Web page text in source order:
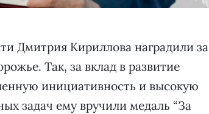
Дмитрия Кириллова наградили за
Так, за вклад в развитие
инициативность и высокую
задач ему вручили медаль “За